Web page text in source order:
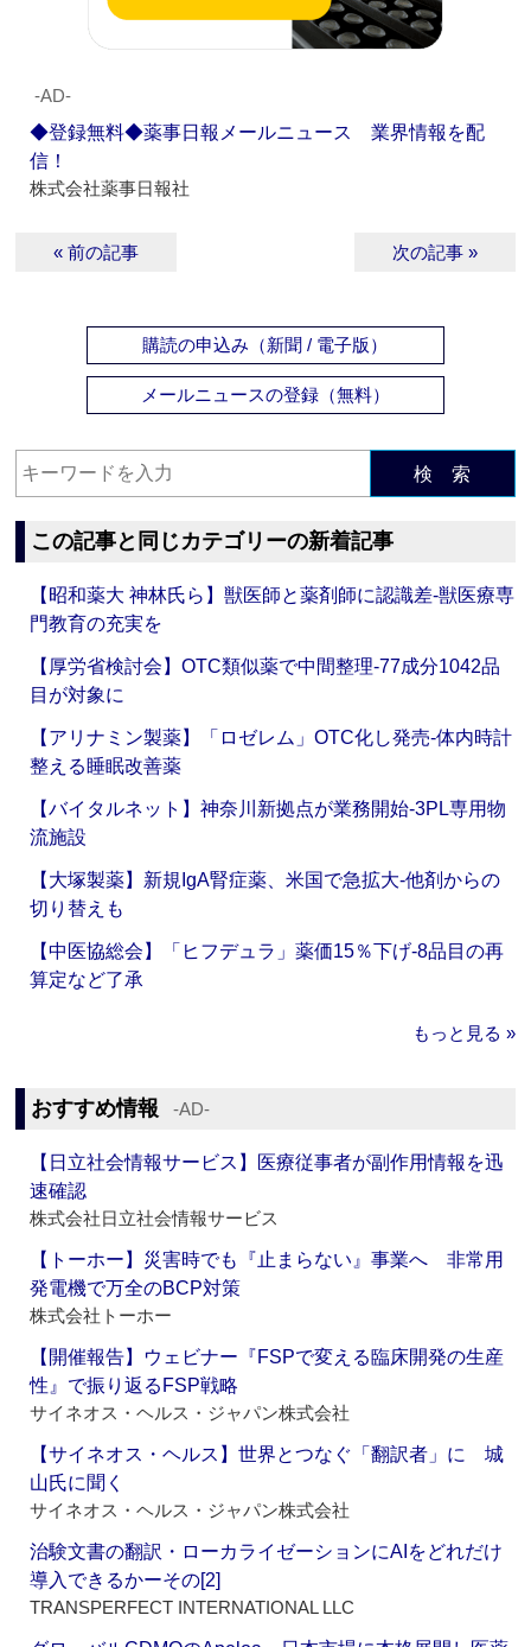
‐AD‐
◆登録無料◆薬事日報メールニュース 業界情報を配
信！
株式会社薬事日報社
« 前の記事 次の記事 »
購読の申込み（新聞 / 電子版）
メールニュースの登録（無料）
検 索
この記事と同じカテゴリーの新着記事
【昭和薬大 神林氏ら】獣医師と薬剤師に認識差‐獣医療専
門教育の充実を
【厚労省検討会】OTC類似薬で中間整理‐77成分1042品
目が対象に
【アリナミン製薬】「ロゼレム」OTC化し発売‐体内時計
整える睡眠改善薬
【バイタルネット】神奈川新拠点が業務開始‐3PL専用物
流施設
【大塚製薬】新規IgA腎症薬、米国で急拡大‐他剤からの
切り替えも
【中医協総会】「ヒフデュラ」薬価15％下げ‐8品目の再
算定など了承
もっと見る »
おすすめ情報 ‐AD‐
【日立社会情報サービス】医療従事者が副作用情報を迅
速確認
株式会社日立社会情報サービス
【トーホー】災害時でも『止まらない』事業へ 非常用
発電機で万全のBCP対策
株式会社トーホー
【開催報告】ウェビナー『FSPで変える臨床開発の生産
性』で振り返るFSP戦略
サイネオス・ヘルス・ジャパン株式会社
【サイネオス・ヘルス】世界とつなぐ「翻訳者」に 城
山氏に聞く
サイネオス・ヘルス・ジャパン株式会社
治験文書の翻訳・ローカライゼーションにAIをどれだけ
導入できるかーその[2]
TRANSPERFECT INTERNATIONAL LLC